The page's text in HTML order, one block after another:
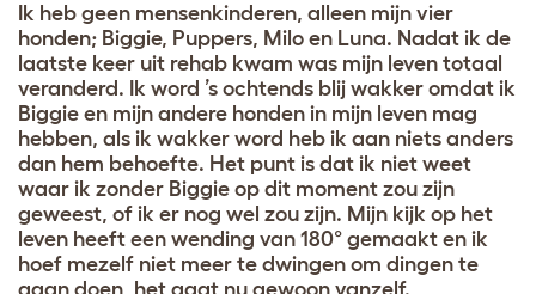
Ik heb geen mensenkinderen, alleen mijn vier
honden; Biggie, Puppers, Milo en Luna. Nadat ik de
laatste keer uit rehab kwam was mijn leven totaal
veranderd. Ik word ’s ochtends blij wakker omdat ik
Biggie en mijn andere honden in mijn leven mag
hebben, als ik wakker word heb ik aan niets anders
dan hem behoefte. Het punt is dat ik niet weet
waar ik zonder Biggie op dit moment zou zijn
geweest, of ik er nog wel zou zijn. Mijn kijk op het
leven heeft een wending van 180° gemaakt en ik
hoef mezelf niet meer te dwingen om dingen te